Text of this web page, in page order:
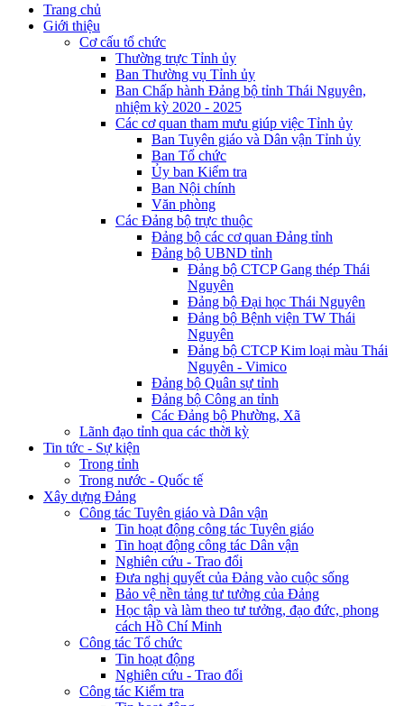
Trang chủ
Giới thiệu
Cơ cấu tổ chức
Thường trực Tỉnh ủy
Ban Thường vụ Tỉnh ủy
Ban Chấp hành Đảng bộ tỉnh Thái Nguyên,
nhiệm kỳ 2020 - 2025
Các cơ quan tham mưu giúp việc Tỉnh ủy
Ban Tuyên giáo và Dân vận Tỉnh ủy
Ban Tổ chức
Ủy ban Kiểm tra
Ban Nội chính
Văn phòng
Các Đảng bộ trực thuộc
Đảng bộ các cơ quan Đảng tỉnh
Đảng bộ UBND tỉnh
Đảng bộ CTCP Gang thép Thái
Nguyên
Đảng bộ Đại học Thái Nguyên
Đảng bộ Bệnh viện TW Thái
Nguyên
Đảng bộ CTCP Kim loại màu Thái
Nguyên - Vimico
Đảng bộ Quân sự tỉnh
Đảng bộ Công an tỉnh
Các Đảng bộ Phường, Xã
Lãnh đạo tỉnh qua các thời kỳ
Tin tức - Sự kiện
Trong tỉnh
Trong nước - Quốc tế
Xây dựng Đảng
Công tác Tuyên giáo và Dân vận
Tin hoạt động công tác Tuyên giáo
Tin hoạt động công tác Dân vận
Nghiên cứu - Trao đổi
Đưa nghị quyết của Đảng vào cuộc sống
Bảo vệ nền tảng tư tưởng của Đảng
Học tập và làm theo tư tưởng, đạo đức, phong
cách Hồ Chí Minh
Công tác Tổ chức
Tin hoạt động
Nghiên cứu - Trao đổi
Công tác Kiểm tra